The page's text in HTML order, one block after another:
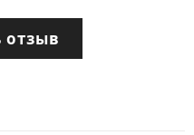
отзыв